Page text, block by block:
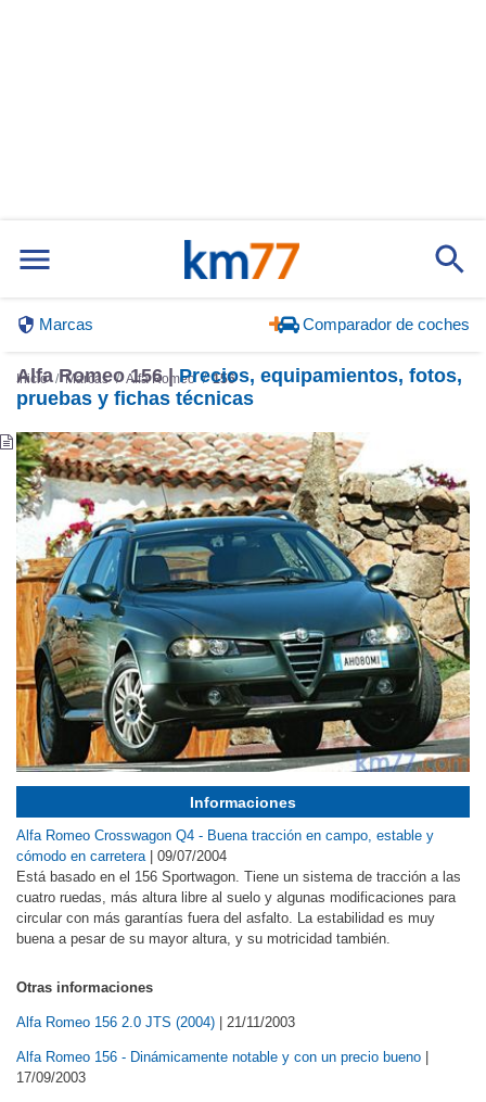
Marcas Comparador de coches
Inicio Marcas Alfa Romeo 156
Alfa Romeo 156 |Precios, equipamientos, fotos,
pruebas y fichas técnicas
Informaciones
Alfa Romeo Crosswagon Q4 - Buena tracción en campo, estable y
cómodo en carretera
09/07/2004
Está basado en el 156 Sportwagon. Tiene un sistema de tracción a las
cuatro ruedas, más altura libre al suelo y algunas modificaciones para
circular con más garantías fuera del asfalto. La estabilidad es muy
buena a pesar de su mayor altura, y su motricidad también.
Otras informaciones
Alfa Romeo 156 2.0 JTS (2004) 21/11/2003
Alfa Romeo 156 - Dinámicamente notable y con un precio bueno
17/09/2003